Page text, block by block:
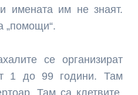
имената им не знаят.
„помощи“.
се организират
1 до 99 години. Там